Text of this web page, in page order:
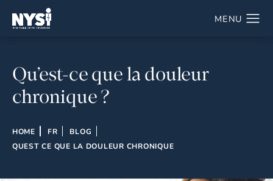
Qu’est-ce que la douleur
chronique ?
HOME FR
BLOG
QUEST CE QUE LA DOULEUR CHRONIQUE